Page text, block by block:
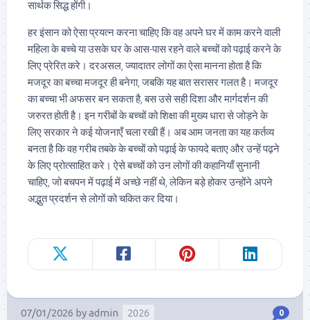
सार्थक सिद्ध होंगी।
हर इंसान को ऐसा प्रयत्न करना चाहिए कि वह अपने घर में काम करने वाली
महिला के बच्चे या उसके घर के आस-पास रहने वाले बच्चों को पढ़ाई करने के
लिए प्रेरित करे। दरअसल, ज्यादातर लोगों का ऐसा मानना होता है कि
मजदूर का बच्चा मजदूर ही बनेगा, जबकि यह बात सरासर गलत है। मजदूर
का बच्चा भी अफसर बन सकता है, बस उसे सही दिशा और मार्गदर्शन की
जरुरत होती है। इन गरीबों के बच्चों को शिक्षा की मुख्य धारा से जोड़ने के
लिए सरकार ने कई योजनाएँ चला रखी हैं। अब आम जनता का यह कर्तव्य
बनता है कि वह गरीब तबके के बच्चों को पढ़ाई के फायदे बताए और उन्हें पढ़ने
के लिए प्रोत्साहित करे। ऐसे बच्चों को उन लोगों की कहानियाँ सुनानी
चाहिए, जो बचपन में पढ़ाई में अच्छे नहीं थे, लेकिन बड़े होकर उन्होंने अपने
अद्भुत प्रदर्शन से लोगों को चकित कर दिया।
07/01/2026 byadmin 2026 0